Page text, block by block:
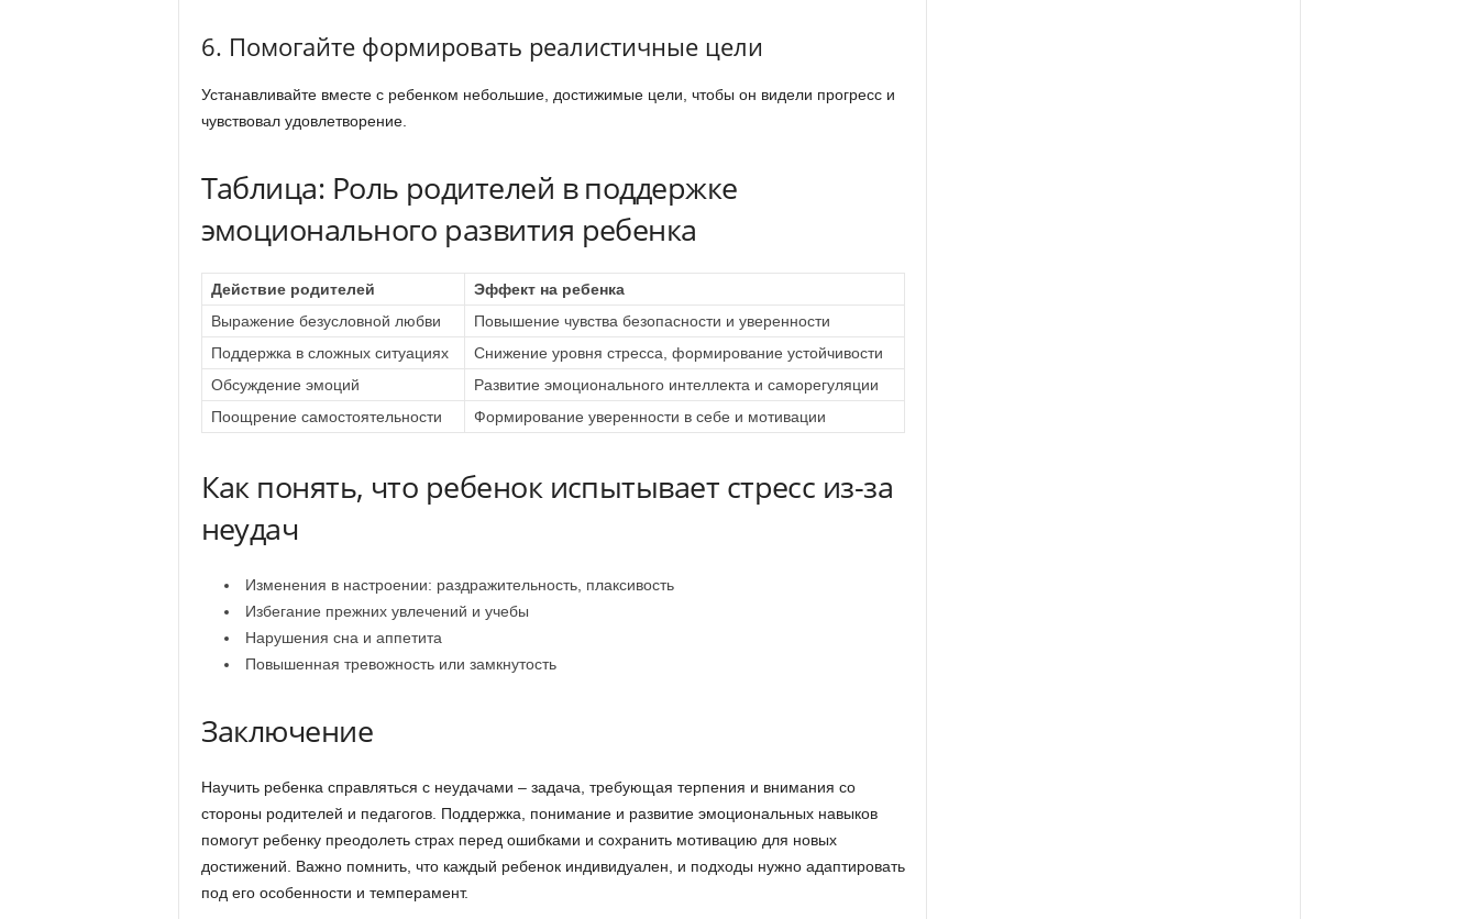
6. Помогайте формировать реалистичные цели
Устанавливайте вместе с ребенком небольшие, достижимые цели, чтобы он видели прогресс и
чувствовал удовлетворение.
Таблица: Роль родителей в поддержке
эмоционального развития ребенка
Действие родителей
Эффект на ребенка
Выражение безусловной любви
Повышение чувства безопасности и уверенности
Поддержка в сложных ситуациях
Снижение уровня стресса, формирование устойчивости
Обсуждение эмоций
Развитие эмоционального интеллекта и саморегуляции
Поощрение самостоятельности
Формирование уверенности в себе и мотивации
Как понять, что ребенок испытывает стресс из-за
неудач
Изменения в настроении: раздражительность, плаксивость
Избегание прежних увлечений и учебы
Нарушения сна и аппетита
Повышенная тревожность или замкнутость
Заключение
Научить ребенка справляться с неудачами – задача, требующая терпения и внимания со
стороны родителей и педагогов. Поддержка, понимание и развитие эмоциональных навыков
помогут ребенку преодолеть страх перед ошибками и сохранить мотивацию для новых
достижений. Важно помнить, что каждый ребенок индивидуален, и подходы нужно адаптировать
под его особенности и темперамент.